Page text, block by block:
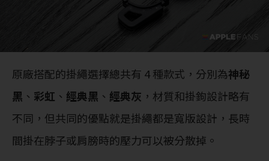
原廠搭配的掛繩選擇總共有 4 種款式，分別為神秘
黑 、 彩虹 、 經典黑 、 經典灰 ，材質和掛鉤設計略有
不同，但共同的優點就是掛繩都是寬版設計，長時
間掛在脖子或肩膀時的壓力可以被分散掉。